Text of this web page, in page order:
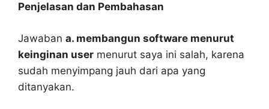
Penjelasan dan Pembahasan
Jawaban a. membangun software menurut
keinginan user menurut saya ini salah, karena
sudah menyimpang jauh dari apa yang
ditanyakan.